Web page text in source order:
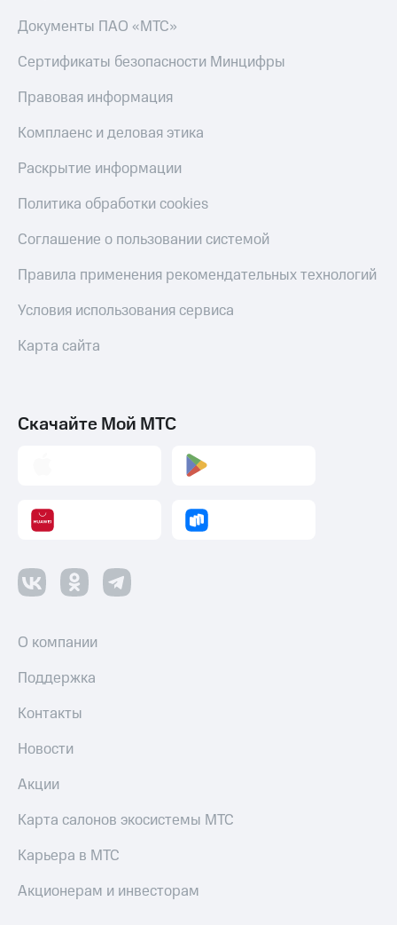
Документы ПАО «МТС»
Сертификаты безопасности Минцифры
Правовая информация
Комплаенс и деловая этика
Раскрытие информации
Политика обработки cookies
Соглашение о пользовании системой
Правила применения рекомендательных технологий
Условия использования сервиса
Карта сайта
Скачайте Мой МТС
О компании
Поддержка
Контакты
Новости
Акции
Карта салонов экосистемы МТС
Карьера в МТС
Акционерам и инвесторам